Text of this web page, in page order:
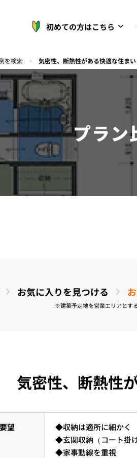
初めての方はこちら
を検索 > 気密性、断熱性がある快適な住まい
プラン
お気に入りを見つける
※建築予定地を営業エリアとす
気密性、断熱性
望
◆収納は適所に細かく
◆玄関収納（コート掛け
◆家事動線を重視